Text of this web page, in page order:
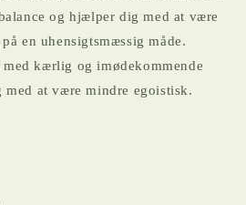
og hjælper dig med at være
en uhensigtsmæssig måde.
kærlig og imødekommende
at være mindre egoistisk.